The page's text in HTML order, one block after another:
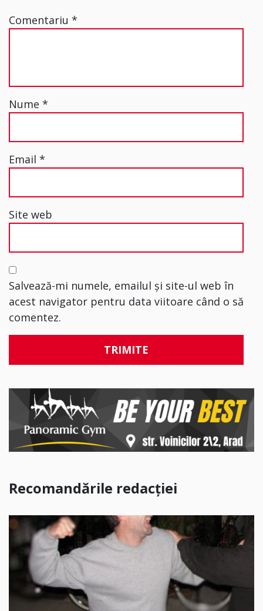
Comentariu *
Nume *
Email *
Site web
Salvează-mi numele, emailul și site-ul web în
acest navigator pentru data viitoare când o să
comentez.
Recomandările redacției